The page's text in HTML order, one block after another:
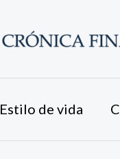
Estilo de vida